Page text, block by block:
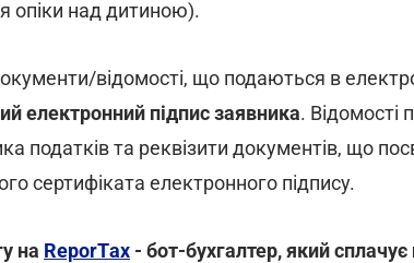
опіки над дитиною).
відомості, що подаються в
електронний підпис заявника. Відомості
податків та реквізити документів, що
сертифіката електронного підпису.
на ReporTах - бот-бухгалтер, який